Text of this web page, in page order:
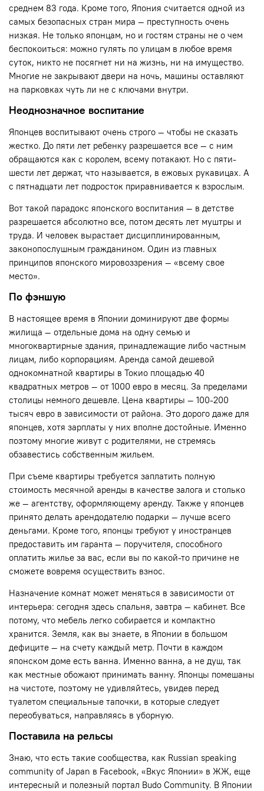
среднем 83 года. Кроме того, Япония считается одной из
самых безопасных стран мира — преступность очень
низкая. Не только японцам, но и гостям страны не о чем
беспокоиться: можно гулять по улицам в любое время
суток, никто не посягнет ни на жизнь, ни на имущество.
Многие не закрывают двери на ночь, машины оставляют
на парковках чуть ли не с ключами внутри.
Неоднозначное воспитание
Японцев воспитывают очень строго — чтобы не сказать
жестко. До пяти лет ребенку разрешается все — с ним
обращаются как с королем, всему потакают. Но с пяти-
шести лет держат, что называется, в ежовых рукавицах. А
с пятнадцати лет подросток приравнивается к взрослым.
Вот такой парадокс японского воспитания — в детстве
разрешается абсолютно все, потом десять лет муштры и
труда. И человек вырастает дисциплинированным,
законопослушным гражданином. Один из главных
принципов японского мировоззрения — «всему свое
место».
По фэншую
В настоящее время в Японии доминируют две формы
жилища — отдельные дома на одну семью и
многоквартирные здания, принадлежащие либо частным
лицам, либо корпорациям. Аренда самой дешевой
однокомнатной квартиры в Токио площадью 40
квадратных метров — от 1000 евро в месяц. За пределами
столицы немного дешевле. Цена квартиры — 100-200
тысяч евро в зависимости от района. Это дорого даже для
японцев, хотя зарплаты у них вполне достойные. Именно
поэтому многие живут с родителями, не стремясь
обзавестись собственным жильем.
При съеме квартиры требуется заплатить полную
стоимость месячной аренды в качестве залога и столько
же — агентству, оформляющему аренду. Также у японцев
принято делать арендодателю подарки — лучше всего
деньгами. Кроме того, японцы требуют у иностранцев
предоставить им гаранта — поручителя, способного
оплатить жилье за вас, если вы по какой-то причине не
сможете вовремя осуществить взнос.
Назначение комнат может меняться в зависимости от
интерьера: сегодня здесь спальня, завтра — кабинет. Все
потому, что мебель легко собирается и компактно
хранится. Земля, как вы знаете, в Японии в большом
дефиците — на счету каждый метр. Почти в каждом
японском доме есть ванна. Именно ванна, а не душ, так
как местные обожают принимать ванну. Японцы помешаны
на чистоте, поэтому не удивляйтесь, увидев перед
туалетом специальные тапочки, в которые следует
переобуваться, направляясь в уборную.
Поставила на рельсы
Знаю, что есть такие сообщества, как Russian speaking
community of Japan в Facebook, «Вкус Японии» в ЖЖ, еще
интересный и полезный портал Budo Community. В Японии